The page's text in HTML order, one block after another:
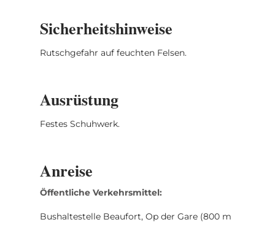
Sicherheitshinweise
Rutschgefahr auf feuchten Felsen.
Ausrüstung
Festes Schuhwerk.
Anreise
Öffentliche Verkehrsmittel:
Bushaltestelle Beaufort, Op der Gare (800 m